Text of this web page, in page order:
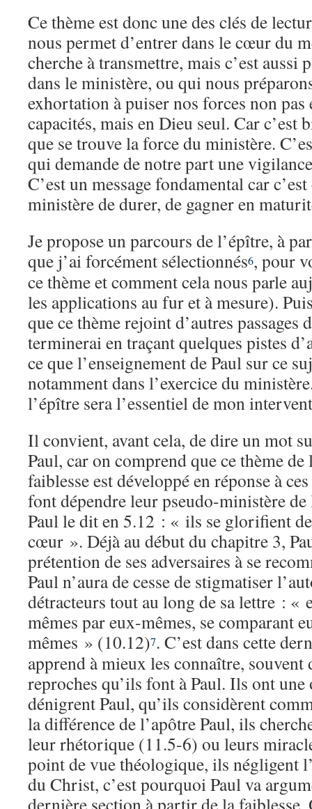
Ce thème est donc une des clés de
nous permet d’entrer dans le cœur du
cherche à transmettre, mais c’est aussi
dans le ministère, ou qui nous
exhortation à puiser nos forces non pas
capacités, mais en Dieu seul. Car c’est
que se trouve la force du ministère.
qui demande de notre part une
C’est un message fondamental car
ministère de durer, de gagner en
Je propose un parcours de l’épître, à
que j’ai forcément sélectionnés6, pour
ce thème et comment cela nous parle
les applications au fur et à mesure).
que ce thème rejoint d’autres passages
terminerai en traçant quelques pistes
ce que l’enseignement de Paul sur ce
notamment dans l’exercice du
l’épître sera l’essentiel de mon
Il convient, avant cela, de dire un mot
Paul, car on comprend que ce thème de
faiblesse est développé en réponse à
font dépendre leur pseudo-ministère de
Paul le dit en 5.12 : « ils se glorifient
cœur ». Déjà au début du chapitre 3,
prétention de ses adversaires à se
Paul n’aura de cesse de stigmatiser
détracteurs tout au long de sa lettre : «
mêmes par eux-mêmes, se comparant
mêmes » (10.12)7. C’est dans cette
apprend à mieux les connaître, souvent
reproches qu’ils font à Paul. Ils ont
dénigrent Paul, qu’ils considèrent
la différence de l’apôtre Paul, ils
leur rhétorique (11.5-6) ou leurs
point de vue théologique, ils négligent
du Christ, c’est pourquoi Paul va
dernière section à partir de la